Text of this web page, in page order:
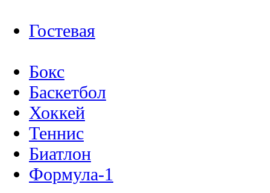
Гостевая
Бокс
Баскетбол
Хоккей
Теннис
Биатлон
Формула-1